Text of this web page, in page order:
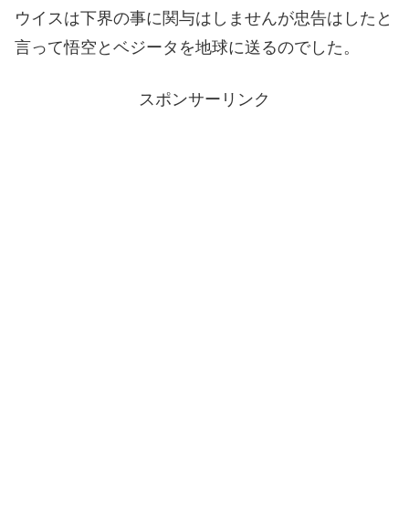
ウイスは下界の事に関与はしませんが忠告はしたと
言って悟空とベジータを地球に送るのでした。
スポンサーリンク